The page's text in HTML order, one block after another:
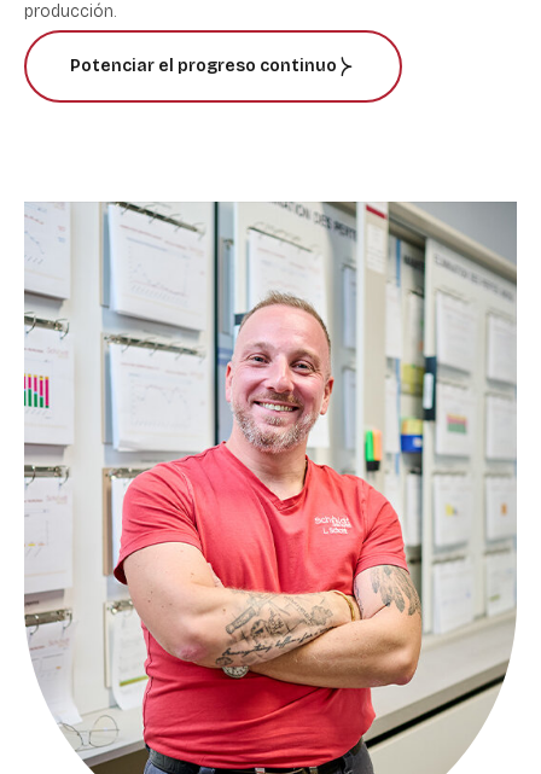
producción.
Potenciar el progreso continuo